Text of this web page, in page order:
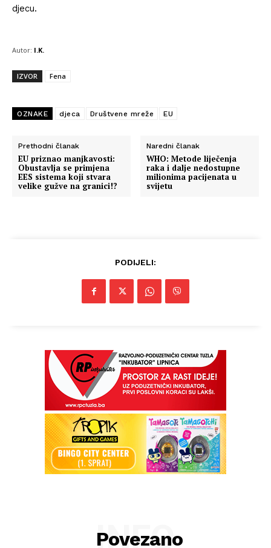
djecu.
Autor: I.K.
IZVOR Fena
OZNAKE djeca Društvene mreže EU
Prethodni članak
EU priznao manjkavosti:
Obustavlja se primjena
EES sistema koji stvara
velike gužve na granici!?
Naredni članak
WHO: Metode liječenja
raka i dalje nedostupne
milionima pacijenata u
svijetu
PODIJELI:
Povezano
INFO